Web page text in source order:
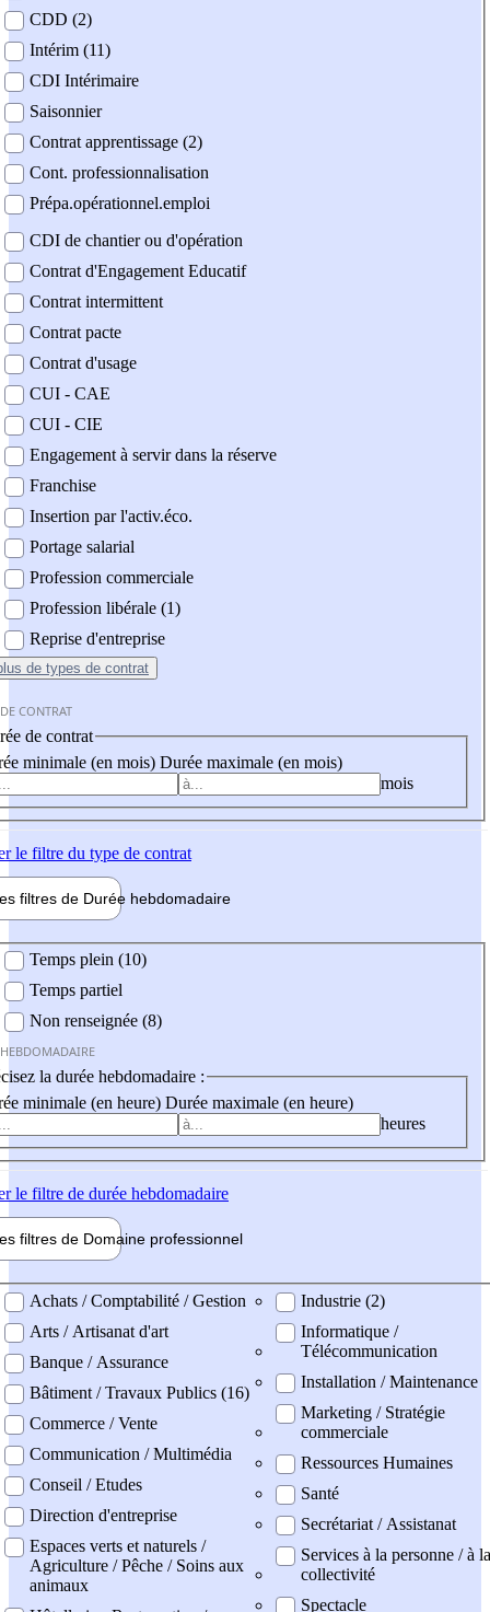
CDD (2)
Intérim (11)
CDI Intérimaire
Saisonnier
Contrat apprentissage (2)
Cont. professionnalisation
Prépa.opérationnel.emploi
CDI de chantier ou d'opération
Contrat d'Engagement Educatif
Contrat intermittent
Contrat pacte
Contrat d'usage
CUI - CAE
CUI - CIE
Engagement à servir dans la réserve
Franchise
Insertion par l'activ.éco.
Portage salarial
Profession commerciale
Profession libérale (1)
Reprise d'entreprise
de types de contrat
CONTRAT
de contrat
minimale (en mois) Durée maximale (en mois)
mois
le filtre du type de contrat
filtres de Durée hebdomadaire
Temps plein (10)
Temps partiel
Non renseignée (8)
la durée hebdomadaire :
minimale (en heure) Durée maximale (en heure)
heures
le filtre de durée hebdomadaire
filtres de Domaine professionnel
professionel
Achats / Comptabilité / Gestion
Arts / Artisanat d'art
Banque / Assurance
Bâtiment / Travaux Publics (16)
Commerce / Vente
Communication / Multimédia
Conseil / Etudes
Direction d'entreprise
Espaces verts et naturels /
Agriculture / Pêche / Soins aux
animaux
Industrie (2)
Informatique /
Télécommunication
Installation / Maintenance
Marketing / Stratégie
commerciale
Ressources Humaines
Santé
Secrétariat / Assistanat
Services à la personne / à la
collectivité
Spectacle